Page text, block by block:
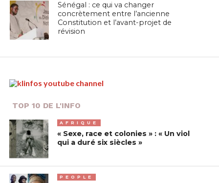
Sénégal : ce qui va changer
concrètement entre l’ancienne
Constitution et l’avant-projet de
révision
TOP 10 DE L'INFO
AFRIQUE
« Sexe, race et colonies » : « Un viol
qui a duré six siècles »
PEOPLE